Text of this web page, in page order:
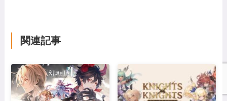
関連記事